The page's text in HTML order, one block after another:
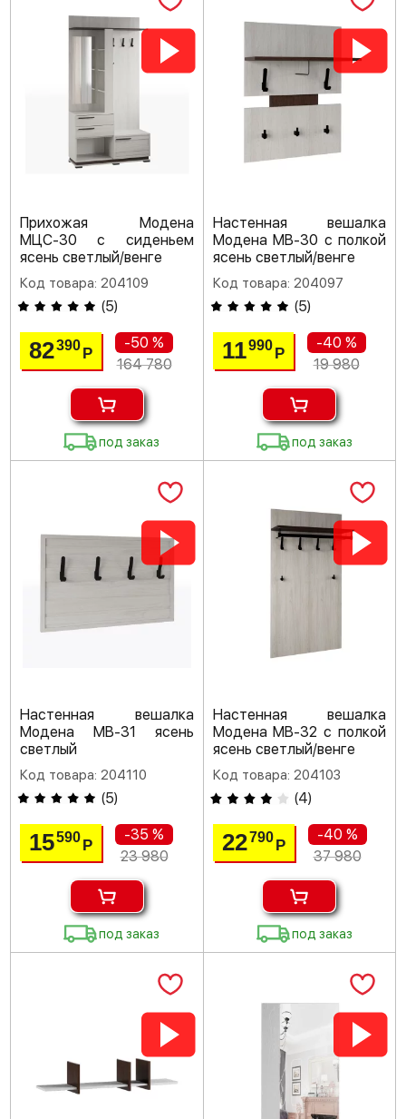
Прихожая Модена
МЦС-30 с сиденьем
ясень светлый/венге
Код товара: 204109
(5)
82390Р
-50 %
164 780
под заказ
Настенная вешалка
Модена МВ-30 с полкой
ясень светлый/венге
Код товара: 204097
(5)
11990 Р
-40 %
19 980
под заказ
Настенная вешалка
Модена МВ-31 ясень
светлый
Код товара: 204110
(5)
15590Р
-35 %
23 980
под заказ
Настенная вешалка
Модена МВ-32 с полкой
ясень светлый/венге
Код товара: 204103
(4)
22790 Р
-40 %
37 980
под заказ